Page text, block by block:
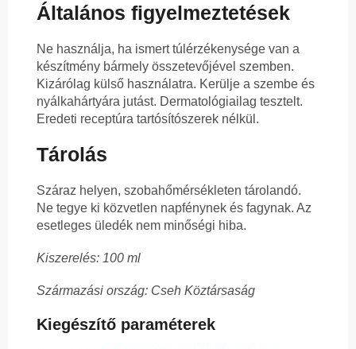
Általános figyelmeztetések
Ne használja, ha ismert túlérzékenysége van a
készítmény bármely összetevőjével szemben.
Kizárólag külső használatra. Kerülje a szembe és
nyálkahártyára jutást. Dermatológiailag tesztelt.
Eredeti receptúra tartósítószerek nélkül.
Tárolás
Száraz helyen, szobahőmérsékleten tárolandó.
Ne tegye ki közvetlen napfénynek és fagynak. Az
esetleges üledék nem minőségi hiba.
Kiszerelés: 100 ml
Származási ország: Cseh Köztársaság
Kiegészítő paraméterek